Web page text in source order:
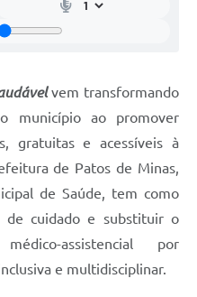
vem transformando
município ao promover
gratuitas e acessíveis à
de Patos de Minas,
de Saúde, tem como
de cuidado e substituir o
assistencial por
e multidisciplinar.